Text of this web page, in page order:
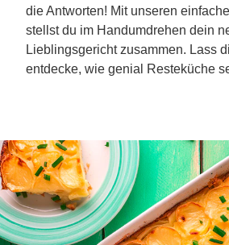
die Antworten! Mit unseren
stellst du im Handumdrehen dein
Lieblingsgericht zusammen. Lass
entdecke, wie genial Resteküche